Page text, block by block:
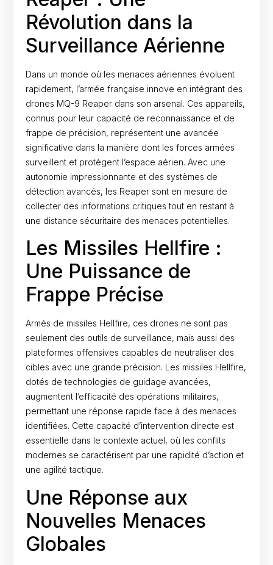
Révolution dans la
Surveillance Aérienne
Dans un monde où les menaces aériennes évoluent
rapidement, l’armée française innove en intégrant des
drones MQ-9 Reaper dans son arsenal. Ces appareils,
connus pour leur capacité de reconnaissance et de
frappe de précision, représentent une avancée
significative dans la manière dont les forces armées
surveillent et protègent l’espace aérien. Avec une
autonomie impressionnante et des systèmes de
détection avancés, les Reaper sont en mesure de
collecter des informations critiques tout en restant à
une distance sécuritaire des menaces potentielles.
Les Missiles Hellfire :
Une Puissance de
Frappe Précise
Armés de missiles Hellfire, ces drones ne sont pas
seulement des outils de surveillance, mais aussi des
plateformes offensives capables de neutraliser des
cibles avec une grande précision. Les missiles Hellfire,
dotés de technologies de guidage avancées,
augmentent l’efficacité des opérations militaires,
permettant une réponse rapide face à des menaces
identifiées. Cette capacité d’intervention directe est
essentielle dans le contexte actuel, où les conflits
modernes se caractérisent par une rapidité d’action et
une agilité tactique.
Une Réponse aux
Nouvelles Menaces
Globales